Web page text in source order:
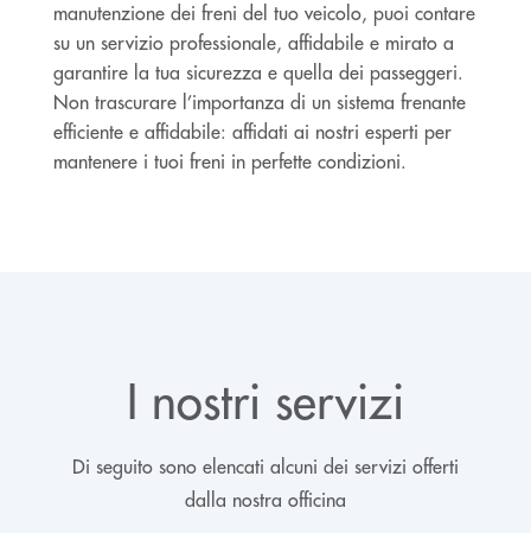
manutenzione dei freni del tuo veicolo, puoi contare
su un servizio professionale, affidabile e mirato a
garantire la tua sicurezza e quella dei passeggeri.
Non trascurare l’importanza di un sistema frenante
efficiente e affidabile: affidati ai nostri esperti per
mantenere i tuoi freni in perfette condizioni.
I nostri servizi
Di seguito sono elencati alcuni dei servizi offerti
dalla nostra officina